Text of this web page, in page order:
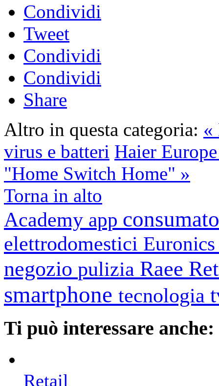
Condividi
Tweet
Condividi
Condividi
Share
Altro in questa categoria: «
virus e batteri Haier
"Home Switch Home" »
Torna in alto
Academy app
elettrodomestici
negozio pulizia Raee
smartphone tecnologia
Ti può interessare anche:
Retail